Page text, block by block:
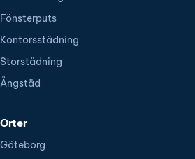
Fönsterputs
Kontorsstädning
Storstädning
Ångstäd
Orter
Göteborg